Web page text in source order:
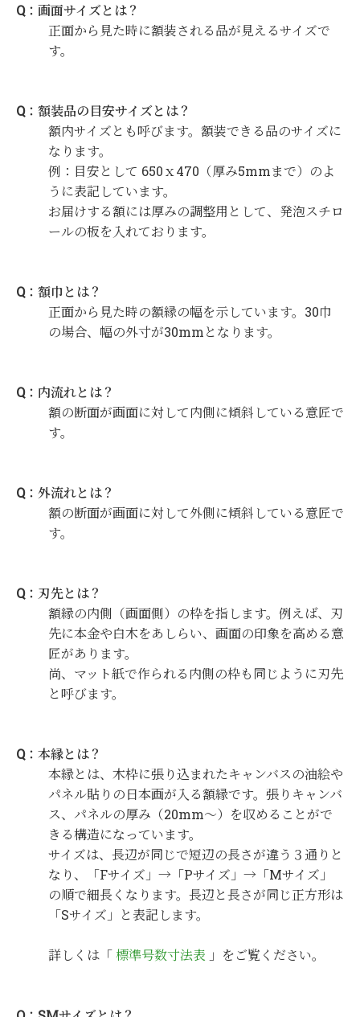
Q：画面サイズとは？
正面から見た時に額装される品が見えるサイズで
す。
Q：額装品の目安サイズとは？
額内サイズとも呼びます。額装できる品のサイズに
なります。
例：目安として 650ｘ470（厚み5mmまで）のよ
うに表記しています。
お届けする額には厚みの調整用として、発泡スチロ
ールの板を入れております。
Q：額巾とは？
正面から見た時の額縁の幅を示しています。30巾
の場合、幅の外寸が30mmとなります。
Q：内流れとは？
額の断面が画面に対して内側に傾斜している意匠で
す。
Q：外流れとは？
額の断面が画面に対して外側に傾斜している意匠で
す。
Q：刃先とは？
額縁の内側（画面側）の枠を指します。例えば、刃
先に本金や白木をあしらい、画面の印象を高める意
匠があります。
尚、マット紙で作られる内側の枠も同じように刃先
と呼びます。
Q：本縁とは？
本縁とは、木枠に張り込まれたキャンバスの油絵や
パネル貼りの日本画が入る額縁です。張りキャンバ
ス、パネルの厚み（20mm～）を収めることがで
きる構造になっています。
サイズは、長辺が同じで短辺の長さが違う３通りと
なり、「Fサイズ」→「Pサイズ」→「Mサイズ」
の順で細長くなります。長辺と長さが同じ正方形は
「Sサイズ」と表記します。
詳しくは「 標準号数寸法表 」をご覧ください。